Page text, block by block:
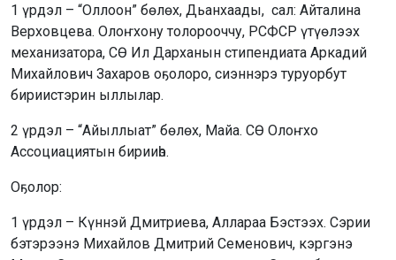
1 үрдэл – “Оллоон” бөлөх, Дьанхаады, сал: Айталина
Верховцева. Олоҥхону толорооччу, РСФСР үтүөлээх
механизатора, СӨ Ил Дарханын стипендиата Аркадий
Михайлович Захаров оҕолоро, сиэннэрэ туруорбут
бириистэрин ыллылар.
2 үрдэл – “Айыллыат” бөлөх, Майа. СӨ Олоҥхо
Ассоциациятын бирииһэ.
Оҕолор:
1 үрдэл – Күннэй Дмитриева, Аллараа Бэстээх. Сэрии
бэтэрээнэ Михайлов Дмитрий Семенович, кэргэнэ